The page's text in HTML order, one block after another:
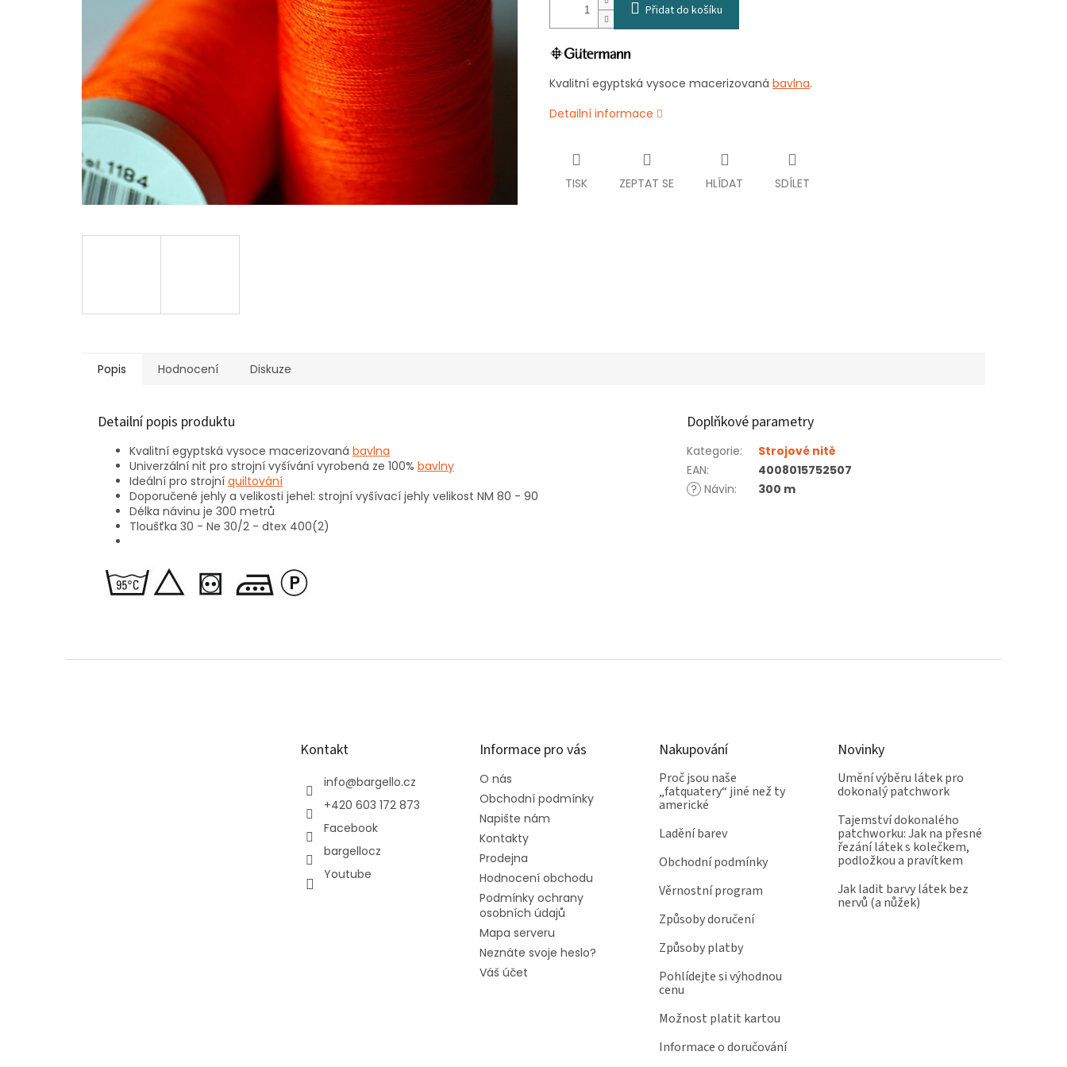
Přidat do košíku
Kvalitní egyptská vysoce macerizovaná bavlna.
Detailní informace
TISK ZEPTAT SE HLÍDAT SDÍLET
Popis Hodnocení Diskuze
Detailní popis produktu
Kvalitní egyptská vysoce macerizovaná bavlna
Univerzální nit pro strojní vyšívání vyrobená ze 100% bavlny
Ideální pro strojní quiltování
Doporučené jehly a velikosti jehel: strojní vyšívací jehly velikost NM 80 - 90
Délka návinu je 300 metrů
Tloušťka 30 - Ne 30/2 - dtex 400(2)
Doplňkové parametry
Kategorie:
Strojové nitě
EAN:
4008015752507
? Návin: 300 m
Kontakt
info@bargello.cz
+420 603 172 873
Facebook
bargellocz
Youtube
Informace pro vás
O nás
Obchodní podmínky
Napište nám
Kontakty
Prodejna
Hodnocení obchodu
Podmínky ochrany
osobních údajů
Mapa serveru
Neznáte svoje heslo?
Váš účet
Nakupování
Proč jsou naše
„fatquatery“ jiné než ty
americké
Ladění barev
Obchodní podmínky
Věrnostní program
Způsoby doručení
Způsoby platby
Pohlídejte si výhodnou
cenu
Možnost platit kartou
Informace o doručování
Novinky
Umění výběru látek pro
dokonalý patchwork
Tajemství dokonalého
patchworku: Jak na přesné
řezání látek s kolečkem,
podložkou a pravítkem
Jak ladit barvy látek bez
nervů (a nůžek)